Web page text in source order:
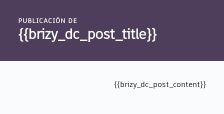
PUBLICACIÓN DE
{{brizy_dc_post_title}}
{{brizy_dc_post_content}}